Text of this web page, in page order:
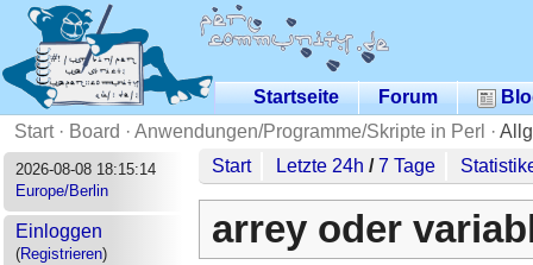
Startseite Forum
Start· Board · Anwendungen/Programme/Skripte in Perl ·
2026-08-08 18:15:14
Europe/Berlin
Einloggen
(Registrieren)
Start Letzte 24h /7 Tage
arrey oder